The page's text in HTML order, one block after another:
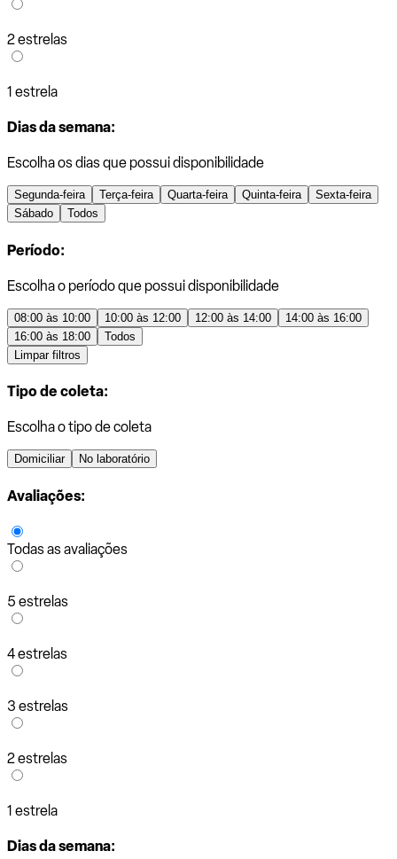
2 estrelas
1 estrela
Dias da semana:
Escolha os dias que possui disponibilidade
Segunda-feira Terça-feira Quarta-feira Quinta-feira
Sexta-feira
Sábado
Todos
Período:
Escolha o período que possui disponibilidade
08:00 às 10:00 10:00 às 12:00 12:00 às 14:00
14:00 às 16:00
16:00 às 18:00
Todos
Limpar filtros
Tipo de coleta:
Escolha o tipo de coleta
Domiciliar No laboratório
Avaliações:
Todas as avaliações
5 estrelas
4 estrelas
3 estrelas
2 estrelas
1 estrela
Dias da semana: